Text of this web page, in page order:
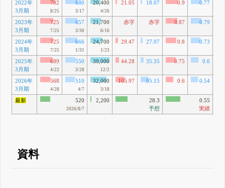
2022年
3月期
792
8/25
680
3/17
20,400
4/26
21.05 18.07 0.9 0.77
2023年
3月期
725
7/25
657
3/30
21,700
6/16
赤字 赤字 0.87 0.79
2024年
3月期
725
7/25
666
1/31
24,700
1/23
29.47 27.07 0.8 0.73
2025年
3月期
689
4/22
550
3/28
39,000
12/2
44.28 35.35 0.75 0.6
2026年
3月期
568
4/28
510
4/7
32,000
3/18
105.97 95.15 0.6 0.54
最新
520
2026/8/7
2,200
28.3
予想
0.55
実績
資料